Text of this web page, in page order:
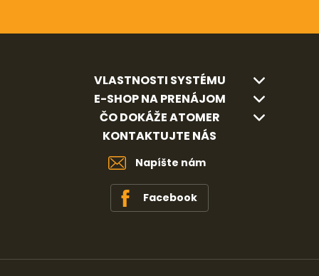
VLASTNOSTI SYSTÉMU
E-SHOP NA PRENÁJOM
ČO DOKÁŽE ATOMER
KONTAKTUJTE NÁS
Napíšte nám
Facebook